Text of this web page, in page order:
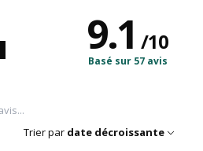
9.1 /10
Basé sur 57 avis
Trier par date décroissante